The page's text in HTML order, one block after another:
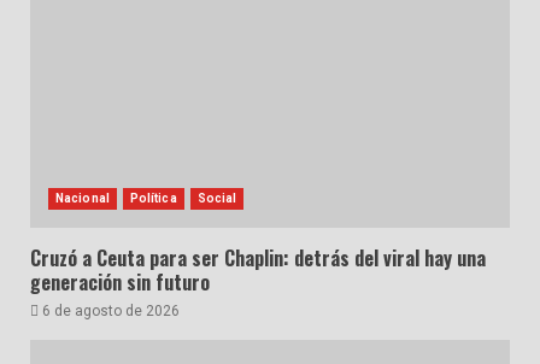
Nacional Política Social
Cruzó a Ceuta para ser Chaplin: detrás del viral hay una
generación sin futuro
6 de agosto de 2026